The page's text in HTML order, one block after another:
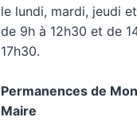
le lundi, mardi, jeudi
de 9h à 12h30 et de
17h30.
Permanences de
Maire